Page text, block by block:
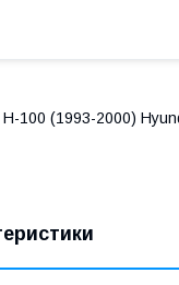
100 (1993-2000)